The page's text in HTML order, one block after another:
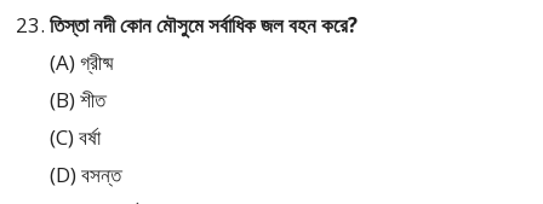
তিস্তা নদী কোন মৌসুমে সর্বাধিক জল বহন করে?
(A) গ্রীষ্ম
(B) শীত
(C) বর্ষা
(D) বসন্ত